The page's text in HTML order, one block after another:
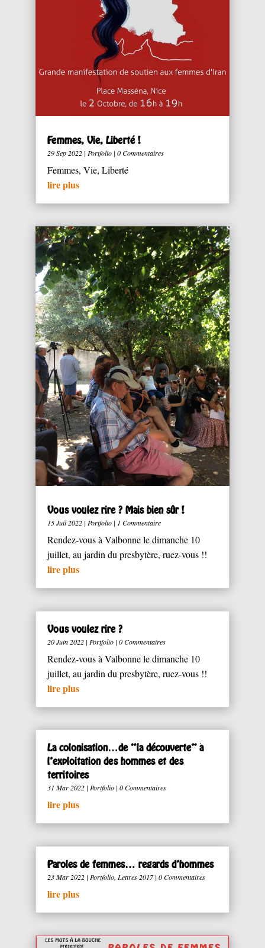
Femmes, Vie, Liberté !
29 Sep 2022| Portfolio| 0 Commentaires
Femmes, Vie, Liberté
lire plus
Vous voulez rire ? Mais bien sûr !
15 Juil 2022| Portfolio| 1 Commentaire
Rendez-vous à Valbonne le dimanche 10
juillet, au jardin du presbytère, ruez-vous !!
lire plus
Vous voulez rire ?
20 Juin 2022| Portfolio| 0 Commentaires
Rendez-vous à Valbonne le dimanche 10
juillet, au jardin du presbytère, ruez-vous !!
lire plus
La colonisation…de “la découverte” à
l’exploitation des hommes et des
territoires
31 Mar 2022| Portfolio| 0 Commentaires
lire plus
Paroles de femmes… regards d’hommes
23 Mar 2022| Portfolio, Lettres 2017| 0 Commentaires
lire plus